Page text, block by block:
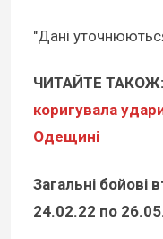
"Дані
ЧИТАЙТЕ ТАКОЖ:
коригувала
Одещині
Загальні бойові
24.02.22 по